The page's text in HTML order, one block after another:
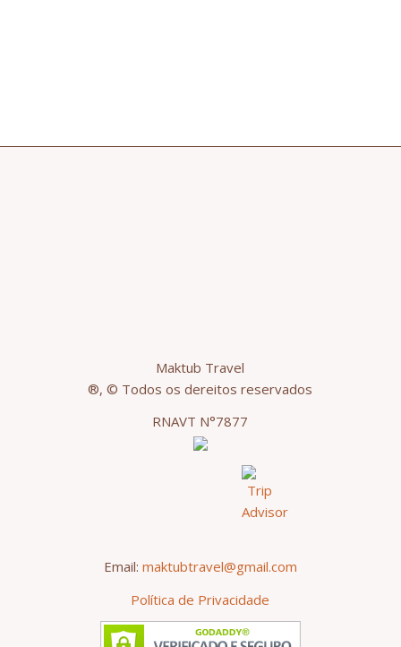
Maktub Travel
®, © Todos os dereitos reservados
RNAVT N°7877
Email: maktubtravel@gmail.com
Política de Privacidade